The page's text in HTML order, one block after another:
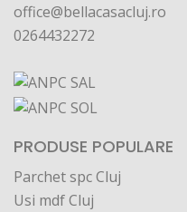
office@bellacasacluj.ro
0264432272
PRODUSE POPULARE
Parchet spc Cluj
Usi mdf Cluj